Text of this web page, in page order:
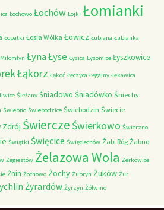
Łochowo Łochów Łojki Łomianki
Łopatki Łosia Wólka Łowicz Łubiana Łubianka
ŁynaŁyse Łysica Łysomice Łyszkowice
Łąkorz Łąkoć Łęczyca Łęgajny Łękawica
Ślężany Śniadowo Śniadówko Śniechy
Świebno Świebodzice Świebodzin Świecie
Zdrój Świercze Świerkowo Świerzno
Świątki Święcice Święciechów Żabi Róg Żabno
Żegiestów Żelazowa Wola Żerkowice
Żnin Żochowo Żochy Żubryn Żuków Żur
Żyrardów Żyrzyn Żółwino